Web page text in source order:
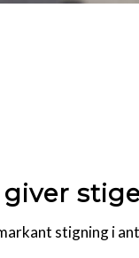
stigning i